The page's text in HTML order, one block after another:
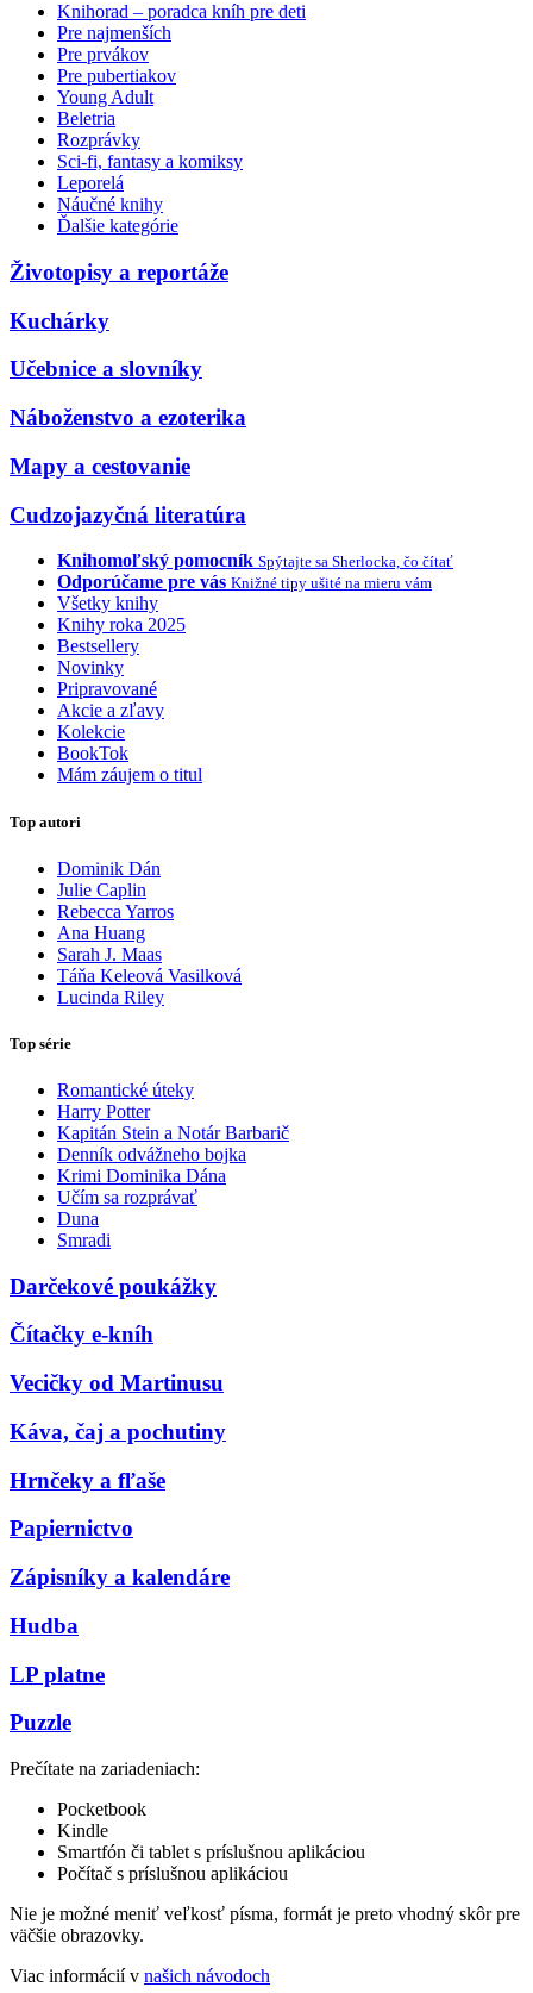
Knihorad – poradca kníh pre deti
Pre najmenších
Pre prvákov
Pre pubertiakov
Young Adult
Beletria
Rozprávky
Sci-fi, fantasy a komiksy
Leporelá
Náučné knihy
Ďalšie kategórie
Životopisy a reportáže
Kuchárky
Učebnice a slovníky
Náboženstvo a ezoterika
Mapy a cestovanie
Cudzojazyčná literatúra
Knihomoľský pomocník Spýtajte sa Sherlocka, čo čítať
Odporúčame pre vás Knižné tipy ušité na mieru vám
Všetky knihy
Knihy roka 2025
Bestsellery
Novinky
Pripravované
Akcie a zľavy
Kolekcie
BookTok
Mám záujem o titul
Top autori
Dominik Dán
Julie Caplin
Rebecca Yarros
Ana Huang
Sarah J. Maas
Táňa Keleová Vasilková
Lucinda Riley
Top série
Romantické úteky
Harry Potter
Kapitán Stein a Notár Barbarič
Denník odvážneho bojka
Krimi Dominika Dána
Učím sa rozprávať
Duna
Smradi
Darčekové poukážky
Čítačky e-kníh
Vecičky od Martinusu
Káva, čaj a pochutiny
Hrnčeky a fľaše
Papiernictvo
Zápisníky a kalendáre
Hudba
LP platne
Puzzle
Prečítate na zariadeniach:
Pocketbook
Kindle
Smartfón či tablet s príslušnou aplikáciou
Počítač s príslušnou aplikáciou
Nie je možné meniť veľkosť písma, formát je preto vhodný skôr pre
väčšie obrazovky.
Viac informácií v našich návodoch